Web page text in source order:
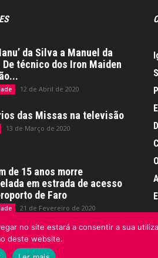
da Silva a Manuel da
De técnico dos Iron Maiden
12 de Abril de 2020
das Missas na televisão
13 de Março de 2020
de 15 anos morre
em estrada de acesso
de Faro
21 de Fevereiro de 2020
no site estará a consentir a sua
deste website.